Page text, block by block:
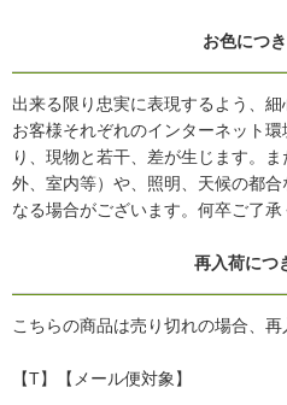
お色につ
出来る限り忠実に表現するよう、細
お客様それぞれのインターネット
り、現物と若干、差が生じます。
外、室内等）や、照明、天候の都
なる場合がございます。何卒ご了承
再入荷につ
こちらの商品は売り切れの場合、再
【T】【メール便対象】